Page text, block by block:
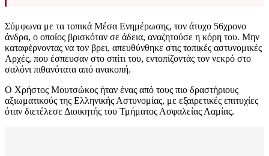
Σύμφωνα με τα τοπικά Μέσα Ενημέρωσης, τον άτυχο 56χρονο
άνδρα, ο οποίος βρισκόταν σε άδεια, αναζητούσε η κόρη του. Μην
καταφέρνοντας να τον βρει, απευθύνθηκε στις τοπικές αστυνομικές
Αρχές, που έσπευσαν στο σπίτι του, εντοπίζοντάς τον νεκρό στο
σαλόνι πιθανότατα από ανακοπή.
Ο Χρήστος Μουτσώκος ήταν ένας από τους πιο δραστήριους
αξιωματικούς της Ελληνικής Αστυνομίας, με εξαιρετικές επιτυχίες
όταν διετέλεσε Διοικητής του Τμήματος Ασφαλείας Λαμίας.